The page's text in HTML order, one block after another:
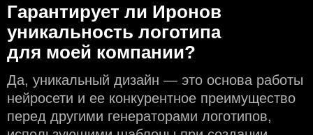
Гарантирует ли Иронов
уникальность логотипа
для моей компании?
Да, уникальный дизайн — это основа работы
нейросети и еe конкурентное преимущество
перед другими генераторами логотипов,